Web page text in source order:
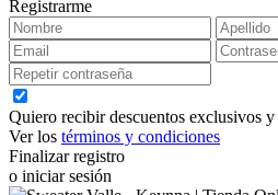
Registrarme
Quiero recibir descuentos exclusivos
Ver los términos y condiciones
Finalizar registro
o iniciar sesión